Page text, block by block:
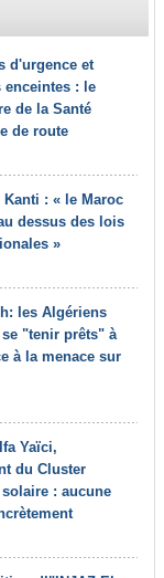
d'urgence et
enceintes : le
de la Santé
de route
Kanti : « le Maroc
dessus des lois
»
les Algériens
"tenir prêts" à
à la menace sur
Yaïci,
du Cluster
: aucune